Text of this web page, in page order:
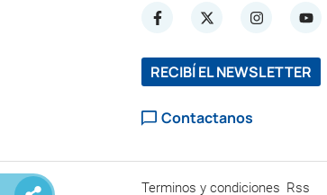
RECIBÍ EL NEWSLETTER
Contactanos
Terminos y condiciones Rss